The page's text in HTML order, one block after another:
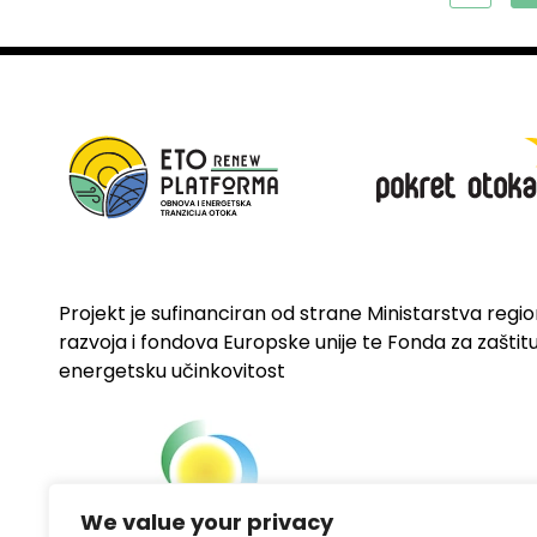
We value your privacy
Projekt je sufinanciran od strane Ministarstva
razvoja i fondova Europske unije te Fonda za
energetsku učinkovitost